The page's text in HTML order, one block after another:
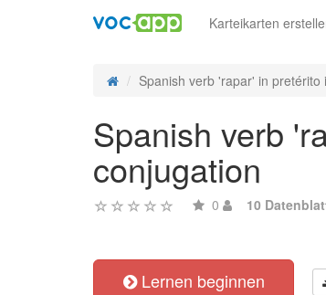
Karteikarten
Spanish verb 'rapar' in pretérito
Spanish verb
conjugation
0 10
Lernen beginnen